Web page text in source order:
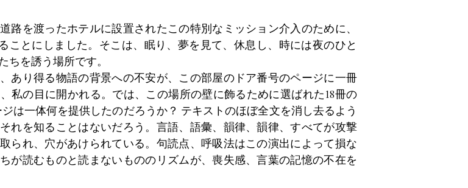
路を渡ったホテルに設置されたこの特別なミッション介入のために、
ことにしました。そこは、眠り、夢を見て、休息し、時には夜のひと
ちを誘う場所です。
あり得る物語の背景への不安が、この部屋のドア番号のページに一冊
私の目に開かれる。では、この場所の壁に飾るために選ばれた18冊の
は一体何を提供したのだろうか？ テキストのほぼ全文を消し去るよう
れを知ることはないだろう。言語、語彙、韻律、韻律、すべてが攻撃
られ、穴があけられている。句読点、呼吸法はこの演出によって損な
が読むものと読まないもののリズムが、喪失感、言葉の記憶の不在を